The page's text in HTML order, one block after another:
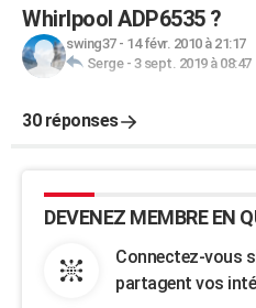
Whirlpool ADP6535 ?
swing37- 14 févr. 2010 à 21:17
Serge- 3 sept. 2019 à 08:47
30 réponses
DEVENEZ MEMBRE EN
Connectez-vous
partagent vos